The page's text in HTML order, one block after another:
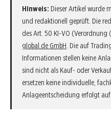
Hinweis: Dieser Artikel wurde
und redaktionell geprüft. Die
des Art. 50 KI-VO
global.de GmbH . Die auf
Informationen stellen keine
sind nicht als Kauf- oder
ersetzen keine individuelle,
Anlageentscheidung erfolgt auf